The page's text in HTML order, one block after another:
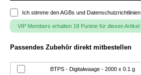
Ich stimme denAGBs und Datenschutzrichtlinien
VIP Members erhalten 18 Punkte für diesen Artikel
Passendes Zubehör direkt mitbestellen
BTPS - Digitalwaage - 2000 x 0.1 g